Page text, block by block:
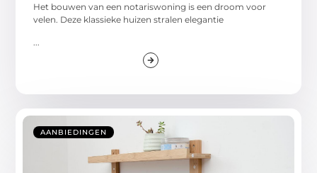
Het bouwen van een notariswoning is een droom voor
velen. Deze klassieke huizen stralen elegantie
AANBIEDINGEN